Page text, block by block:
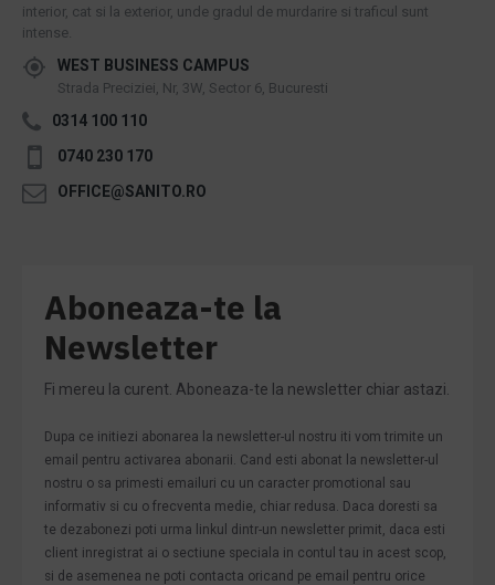
interior, cat si la exterior, unde gradul de murdarire si traficul sunt
intense.
WEST BUSINESS CAMPUS
Strada Preciziei, Nr, 3W, Sector 6, Bucuresti
0314 100 110
0740 230 170
OFFICE@SANITO.RO
Aboneaza-te la
Newsletter
Fi mereu la curent. Aboneaza-te la newsletter chiar astazi.
Dupa ce initiezi abonarea la newsletter-ul nostru iti vom trimite un
email pentru activarea abonarii. Cand esti abonat la newsletter-ul
nostru o sa primesti emailuri cu un caracter promotional sau
informativ si cu o frecventa medie, chiar redusa. Daca doresti sa
te dezabonezi poti urma linkul dintr-un newsletter primit, daca esti
client inregistrat ai o sectiune speciala in contul tau in acest scop,
si de asemenea ne poti contacta oricand pe email pentru orice